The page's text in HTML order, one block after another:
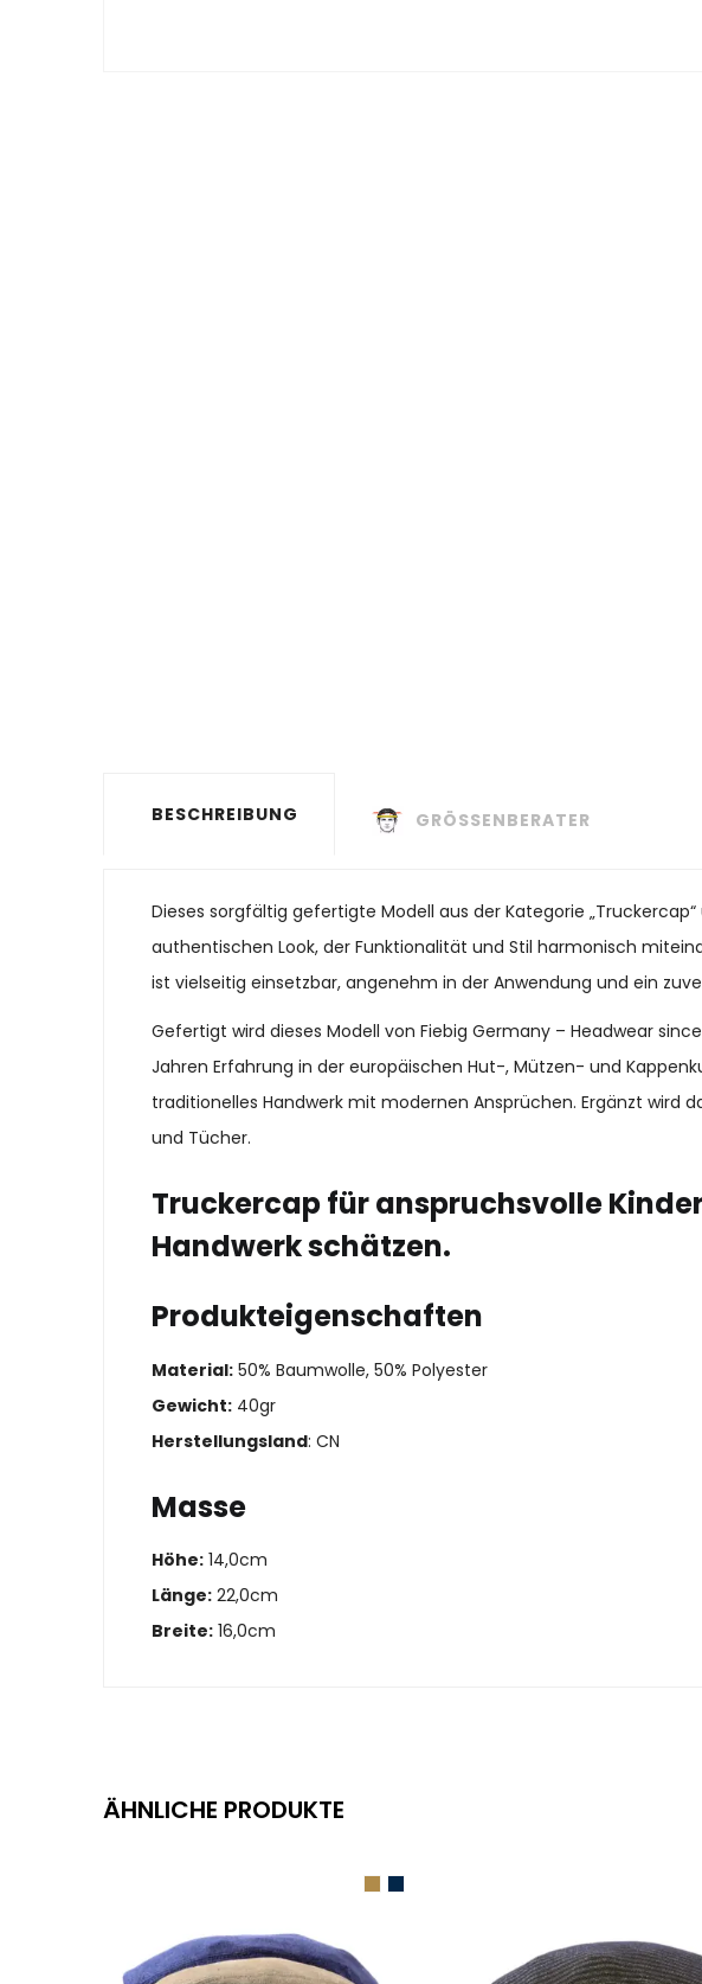
BESCHREIBUNG GRÖSSENBERATER
Dieses sorgfältig gefertigte Modell aus der Kategorie
authentischen Look, der Funktionalität und Stil harmonisch
ist vielseitig einsetzbar, angenehm in der Anwendung und ein
Gefertigt wird dieses Modell von Fiebig Germany – Headwear
Jahren Erfahrung in der europäischen Hut-, Mützen- und
traditionelles Handwerk mit modernen Ansprüchen. Ergänzt wird
und Tücher.
Truckercap für anspruchsvolle
Handwerk schätzen.
Produkteigenschaften
Material: 50% Baumwolle, 50% Polyester
Gewicht: 40gr
Herstellungsland: CN
Masse
Höhe: 14,0cm
Länge: 22,0cm
Breite: 16,0cm
ÄHNLICHE PRODUKTE